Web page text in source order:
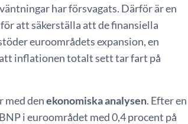
har försvagats. Därför är en
att säkerställa att de finansiella
euroområdets expansion, en
inflationen totalt sett tar fart på
med denekonomiska analysen. Efter en
i euroområdet med 0,4 procent på